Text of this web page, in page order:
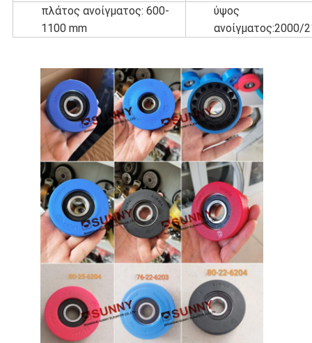
πλάτος ανοίγματος: 600-
1100 mm
ύψος
ανοίγματος:2000/